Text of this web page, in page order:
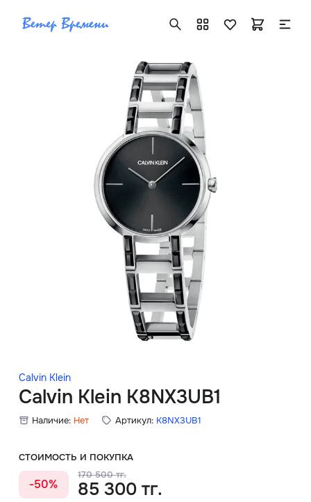
Calvin Klein
Calvin Klein K8NX3UB1
Наличие: Нет Артикул: K8NX3UB1
СТОИМОСТЬ И ПОКУПКА
-50%
170 500 тг.
85 300 тг.
+7 ( 705 ) 181-42-50
info@vetervremeni.kz
Авторизация
Каталог
Мужские часы
Женские часы
Скидки
Главная
О нас
Доставка и оплата